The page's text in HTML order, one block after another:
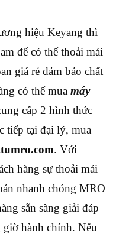
hiệu Keyang thì
để có thể thoải mái
giá rẻ đảm bảo chất
có thể mua máy
cấp 2 hình thức
tiếp tại đại lý, mua
. Với
hàng sự thoải mái
nhanh chóng MRO
sẵn sàng giải đáp
giờ hành chính. Nếu